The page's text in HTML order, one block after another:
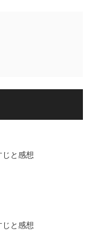
と感想
と感想